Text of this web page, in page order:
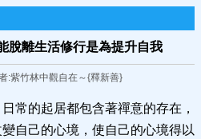
脫離​生活修行是為提升自我
:紫竹林中觀自在～{釋新善}
常的起居都包含著禪意的存在，
自己的心境，使自己的心境得以